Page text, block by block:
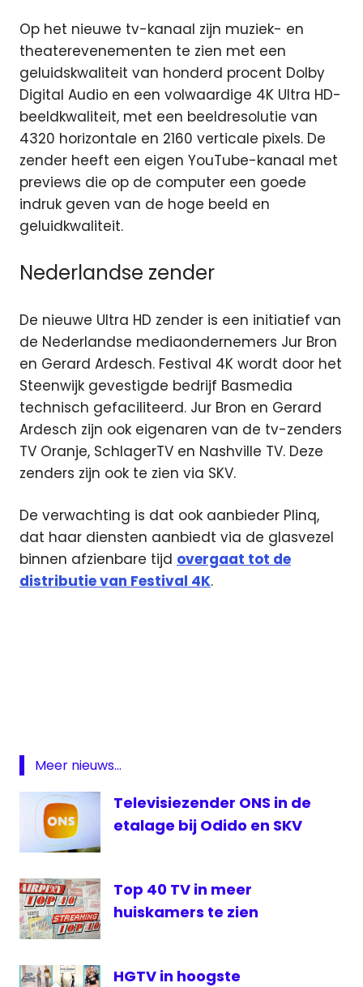
Op het nieuwe tv-kanaal zijn muziek- en
theaterevenementen te zien met een
geluidskwaliteit van honderd procent Dolby
Digital Audio en een volwaardige 4K Ultra HD-
beeldkwaliteit, met een beeldresolutie van
4320 horizontale en 2160 verticale pixels. De
zender heeft een eigen YouTube-kanaal met
previews die op de computer een goede
indruk geven van de hoge beeld en
geluidkwaliteit.
Nederlandse zender
De nieuwe Ultra HD zender is een initiatief van
de Nederlandse mediaondernemers Jur Bron
en Gerard Ardesch. Festival 4K wordt door het
Steenwijk gevestigde bedrijf Basmedia
technisch gefaciliteerd. Jur Bron en Gerard
Ardesch zijn ook eigenaren van de tv-zenders
TV Oranje, SchlagerTV en Nashville TV. Deze
zenders zijn ook te zien via SKV.
De verwachting is dat ook aanbieder Plinq,
dat haar diensten aanbiedt via de glasvezel
binnen afzienbare tijd overgaat tot de
distributie van Festival 4K.
Ultra
Veendam
Meer nieuws...
Televisiezender ONS in de
etalage bij Odido en SKV
Top 40 TV in meer
huiskamers te zien
HGTV in hoogste